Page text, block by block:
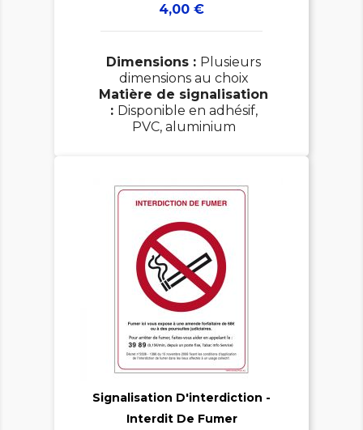
Prix
4,00 €
Dimensions : Plusieurs
dimensions au choix
Matière de signalisation
: Disponible en adhésif,
PVC, aluminium


Signalisation D'interdiction -
Interdit De Fumer